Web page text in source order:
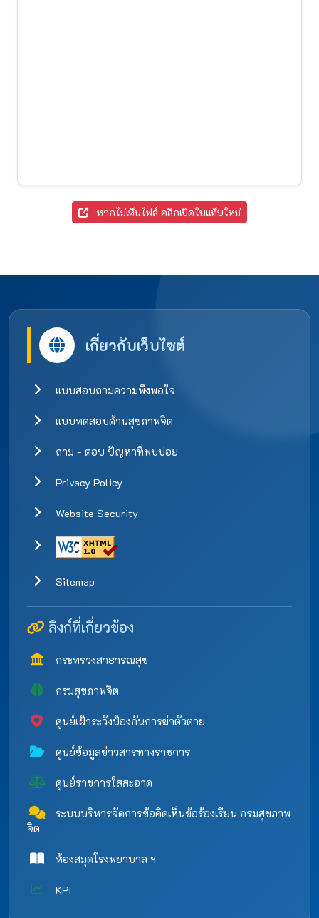
หากไม่เห็นไฟล์ คลิกเปิดในแท็บใหม่
เกี่ยวกับเว็บไซต์
แบบสอบถามความพึงพอใจ
แบบทดสอบด้านสุขภาพจิต
ถาม - ตอบ ปัญหาที่พบบ่อย
Privacy Policy
Website Security
Sitemap
ลิงก์ที่เกี่ยวข้อง
กระทรวงสาธารณสุข
กรมสุขภาพจิต
ศูนย์เฝ้าระวังป้องกันการฆ่าตัวตาย
ศูนย์ข้อมูลข่าวสารทางราชการ
ศูนย์ราชการใสสะอาด
ระบบบริหารจัดการข้อคิดเห็นข้อร้องเรียน กรมสุขภาพ
จิต
ห้องสมุดโรงพยาบาล ฯ
KPI